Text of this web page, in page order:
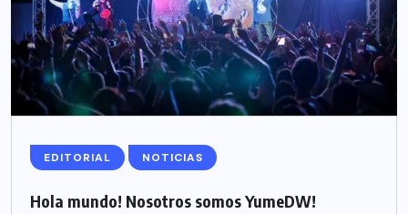
EDITORIAL NOTICIAS
Hola mundo! Nosotros somos YumeDW!